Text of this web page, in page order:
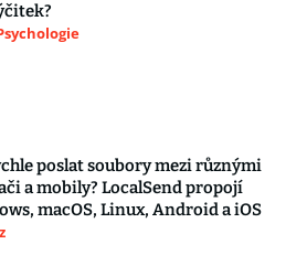
poslat soubory mezi různými
a mobily? LocalSend propojí
macOS, Linux, Android a iOS